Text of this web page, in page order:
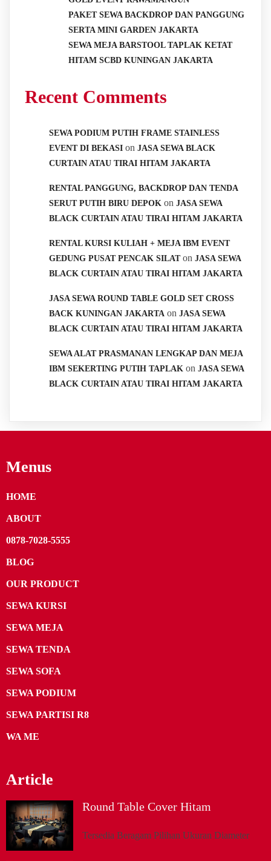
PAKET SEWA BACKDROP DAN PANGGUNG
SERTA MINI GARDEN JAKARTA
SEWA MEJA BARSTOOL TAPLAK KETAT
HITAM SCBD KUNINGAN JAKARTA
Recent Comments
SEWA PODIUM PUTIH FRAME STAINLESS
EVENT DI BEKASI on JASA SEWA BLACK
CURTAIN ATAU TIRAI HITAM JAKARTA
RENTAL PANGGUNG, BACKDROP DAN TENDA
SERUT PUTIH BIRU DEPOK on JASA SEWA
BLACK CURTAIN ATAU TIRAI HITAM JAKARTA
RENTAL KURSI KULIAH + MEJA IBM EVENT
GEDUNG PUSAT PENCAK SILATon JASA SEWA
BLACK CURTAIN ATAU TIRAI HITAM JAKARTA
JASA SEWA ROUND TABLE GOLD SET CROSS
BACK KUNINGAN JAKARTA on JASA SEWA
BLACK CURTAIN ATAU TIRAI HITAM JAKARTA
SEWA ALAT PRASMANAN LENGKAP DAN MEJA
IBM SEKERTING PUTIH TAPLAK on JASA SEWA
BLACK CURTAIN ATAU TIRAI HITAM JAKARTA
Menus
HOME
ABOUT
0878-7028-5555
BLOG
OUR PRODUCT
SEWA KURSI
SEWA MEJA
SEWA TENDA
SEWA SOFA
SEWA PODIUM
SEWA PARTISI R8
WA ME
Article
Round Table Cover Hitam
Tersedia Beragam Pilihan Ukuran Diameter